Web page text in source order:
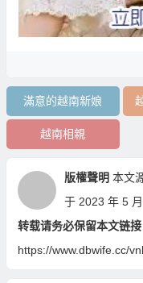
滿意的越南新娘
越南相親
版權聲明 本文
于 2023 年 5
转载请务必保留本文链接
https://www.dbwife.cc/